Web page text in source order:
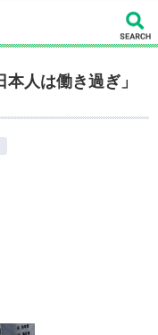
人は働き過ぎ」